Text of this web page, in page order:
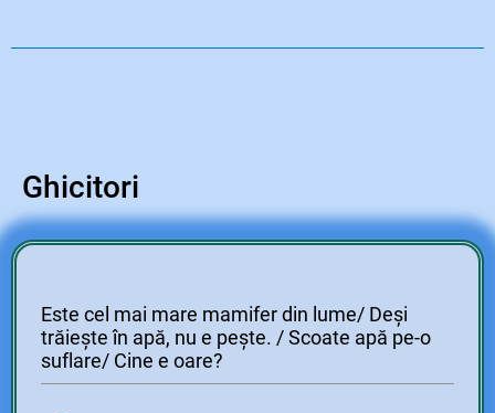
Ghicitori
Este cel mai mare mamifer din lume/ Deși
trăiește în apă, nu e pește. / Scoate apă pe-o
suflare/ Cine e oare?